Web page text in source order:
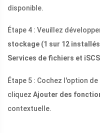
disponible.
Étape 4 : Veuillez
stockage (1 sur 12
Services de fichiers et iSCSI
Étape 5 : Cochez l'option de
cliquez Ajouter des
contextuelle.